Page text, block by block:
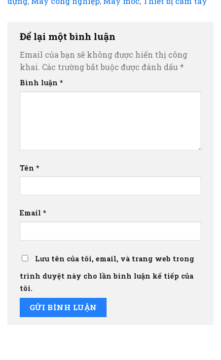
Để lại một bình luận
Email của bạn sẽ không được hiển thị công
khai. Các trường bắt buộc được đánh dấu *
Bình luận *
Tên *
Email *
Lưu tên của tôi, email, và trang web trong
trình duyệt này cho lần bình luận kế tiếp của
tôi.